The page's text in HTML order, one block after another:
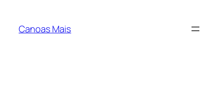
Canoas Mais